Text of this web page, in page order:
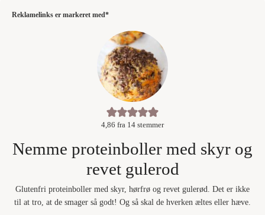
Reklamelinks er markeret med*
4,86 fra 14 stemmer
Nemme proteinboller med skyr og
revet gulerod
Glutenfri proteinboller med skyr, hørfrø og revet gulerød. Det er ikke
til at tro, at de smager så godt! Og så skal de hverken æltes eller hæve.